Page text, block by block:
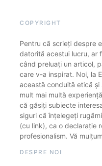
COPYRIGHT
Pentru că scrieți despre
datorită acestui lucru, ar
când preluați un articol,
care v-a inspirat. Noi, la
această conduită etică
mult mai multă
că găsiți subiecte
siguri că înțelegeți
(cu link), ca o declarație
profesionalism. Vă
DESPRE NOI